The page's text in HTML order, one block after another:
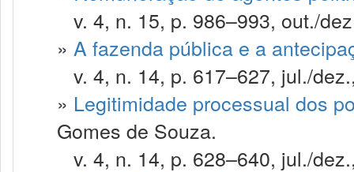
v. 4, n. 15, p. 986–993, out./
» A fazenda pública e a
v. 4, n. 14, p. 617–627, jul./
» Legitimidade processual dos
Gomes de Souza.
v. 4, n. 14, p. 628–640, jul./